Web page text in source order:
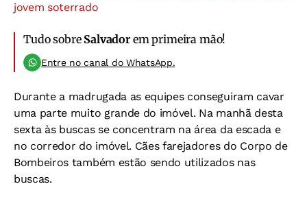
jovem soterrado
Tudo sobre Salvadorem primeira mão!
Entre no canal do WhatsApp.
Durante a madrugada as equipes conseguiram cavar
uma parte muito grande do imóvel. Na manhã desta
sexta às buscas se concentram na área da escada e
no corredor do imóvel. Cães farejadores do Corpo de
Bombeiros também estão sendo utilizados nas
buscas.